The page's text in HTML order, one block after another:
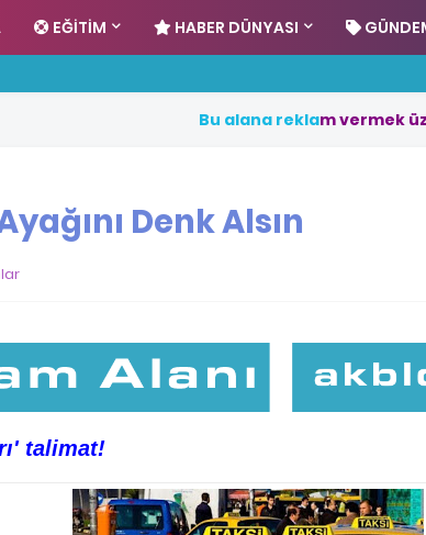
EĞITIM HABER DÜNYASI
Bu alana reklamvermek üz
Denk Alsın
talimat!